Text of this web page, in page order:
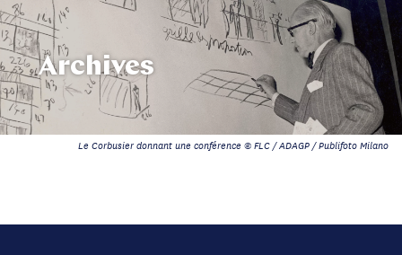
Archives
Le Corbusier donnant une conférence © FLC / ADAGP / Publifoto Milano